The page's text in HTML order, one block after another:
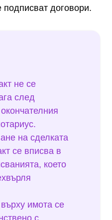
договори.
не се
след
на сделката
се вписва в
което
имота се
с